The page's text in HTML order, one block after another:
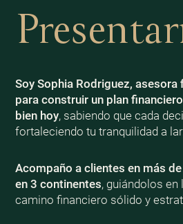
Soy Sophia Rodriguez, asesora
para construir un plan
bien hoy, sabiendo que cada
fortaleciendo tu tranquilidad a
Acompaño a clientes en más
en 3 continentes, guiándolos en
camino financiero sólido y